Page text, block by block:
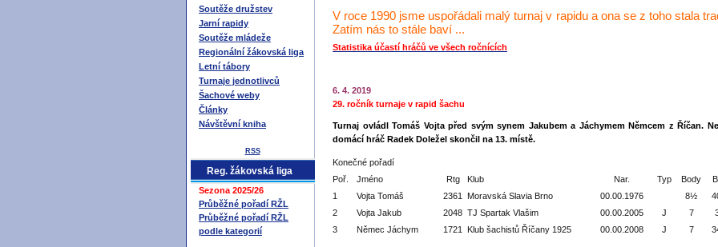
Soutěže družstev
Jarní rapidy
Soutěže mládeže
Regionální žákovská liga
Letní tábory
Turnaje jednotlivců
Šachové weby
Články
Návštěvní kniha
RSS
Reg. žákovská liga
Sezona 2025/26
Průběžné pořadí RŽL
Průběžné pořadí RŽL
podle kategorií
V roce 1990 jsme uspořádali malý turnaj v rapidu a ona se z toho stala
Zatím nás to stále baví ...
Statistika účastí hráčů ve všech ročnících
6. 4. 2019
29. ročník turnaje v rapid šachu
Turnaj ovládl Tomáš Vojta před svým synem Jakubem a Jáchymem Němcem z Říčan.
domácí hráč Radek Doležel skončil na 13. místě.
Konečné pořadí
Poř.
Jméno Rtg Klub Nar. Typ Body
1
Vojta Tomáš 2361 Moravská Slavia Brno 00.00.1976 8½
2
Vojta Jakub 2048 TJ Spartak Vlašim 00.00.2005 J 7
3
Němec Jáchym 1721 Klub šachistů Říčany 1925 00.00.2008 J 7